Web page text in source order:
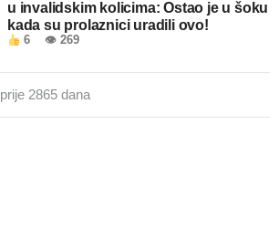
u invalidskim kolicima: Ostao je u šoku
kada su prolaznici uradili ovo!
6 👁 269
prije 2865 dana